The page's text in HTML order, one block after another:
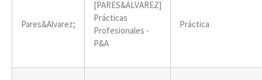
Pares&Alvarez;
[PARES&ALVAREZ]
Prácticas
Profesionales -
P&A
Práctica